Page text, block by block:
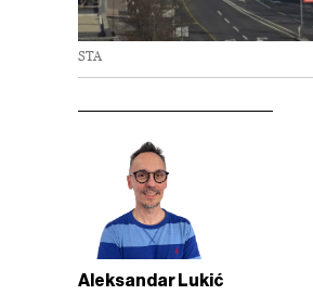
STA
Aleksandar Lukić